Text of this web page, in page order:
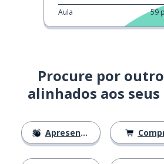
Aula 59
Procure por
alinhados aos
Apresentações